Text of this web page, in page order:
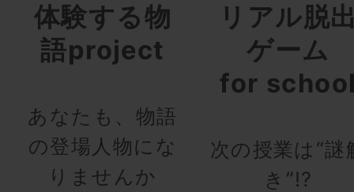
体験する物
語project
あなたも、物語
の登場人物にな
りませんか
リアル脱
ゲーム
for
次の授業は“謎
き”!?